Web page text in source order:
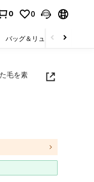
0 0
バッグ＆リュック
毛を素